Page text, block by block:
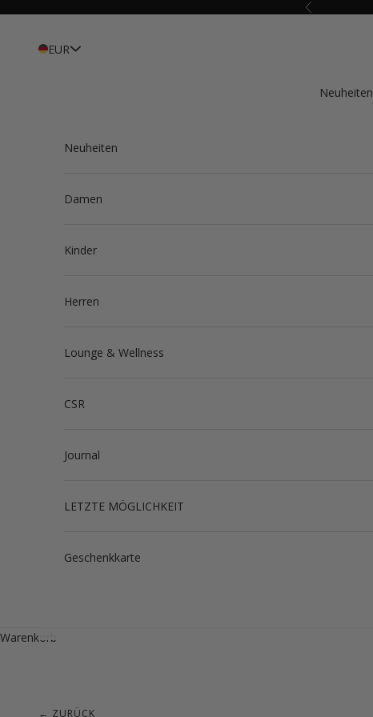
Zurück
EUR
Neuheiten
Neuheiten
Damen
Kinder
Herren
Lounge & Wellness
CSR
Journal
LETZTE MÖGLICHKEIT
Geschenkkarte
Warenkorb
← ZURÜCK